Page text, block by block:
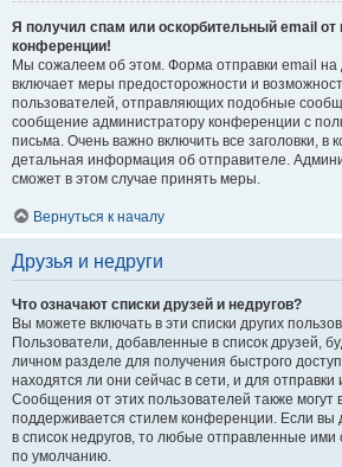
Я получил спам или оскорбительный email от
конференции!
Мы сожалеем об этом. Форма отправки email
включает меры предосторожности и
пользователей, отправляющих подобные
сообщение администратору конференции с
письма. Очень важно включить все заголовки, в
детальная информация об отправителе.
сможет в этом случае принять меры.
Вернуться к началу
Друзья и недруги
Что означают списки друзей и недругов?
Вы можете включать в эти списки других
Пользователи, добавленные в список друзей,
личном разделе для получения быстрого
находятся ли они сейчас в сети, и для
Сообщения от этих пользователей также могут
поддерживается стилем конференции. Если вы
в список недругов, то любые отправленные
по умолчанию.